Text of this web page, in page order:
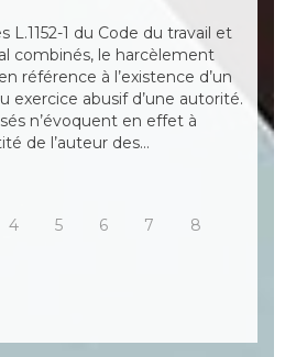
L.1152-1 du Code du travail et
combinés, le harcèlement
référence à l’existence d’un
exercice abusif d’une autorité.
n’évoquent en effet à
de l’auteur des…
4 5 6 7
8